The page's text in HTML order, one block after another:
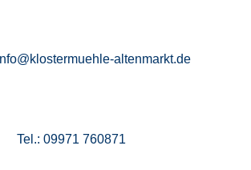
altenmarkt.de
Tel.: 09971 760871